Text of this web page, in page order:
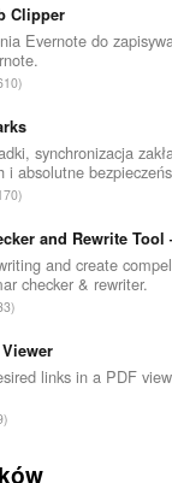
Clipper
Evernote do
synchronizacja
i absolutne
and Rewrite
and create
checker & rewriter.
links in a PDF